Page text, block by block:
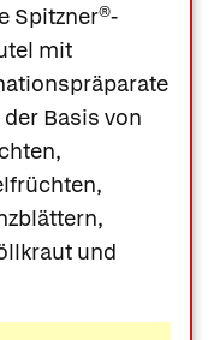
Spitzner®-
mit
der Basis von
und